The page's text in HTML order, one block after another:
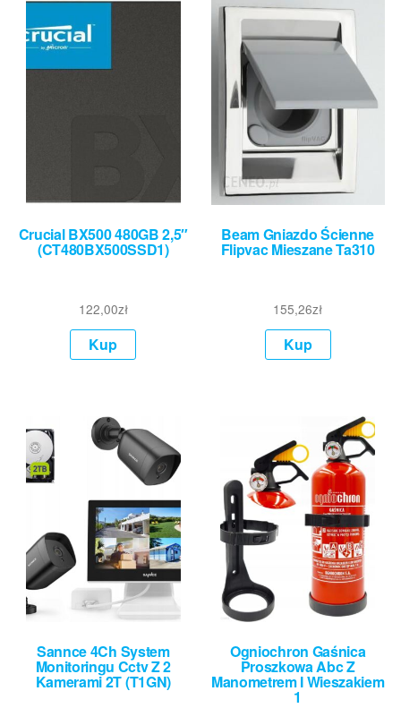
Crucial BX500 480GB 2,5″
(CT480BX500SSD1)
122,00zł
Kup
Beam Gniazdo Ścienne
Flipvac Mieszane Ta310
155,26zł
Kup
Sannce 4Ch System
Monitoringu Cctv Z 2
Kamerami 2T (T1GN)
Ogniochron Gaśnica
Proszkowa Abc Z
Manometrem I Wieszakiem
1